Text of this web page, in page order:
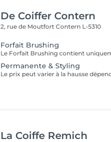
De Coiffer Contern
2, rue de MoutfortContern L-5310
Forfait Brushing
Permanente & Styling
La Coiffe Remich